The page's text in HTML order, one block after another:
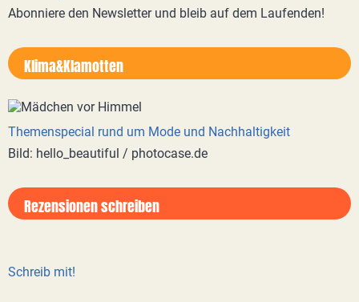
Abonniere den Newsletter und bleib auf dem Laufenden!
Klima&Klamotten
Themenspecial rund um Mode und Nachhaltigkeit
Bild: hello_beautiful / photocase.de
Rezensionen schreiben
Schreib mit!